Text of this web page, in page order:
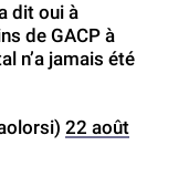
dit oui à
de GACP à
n’a jamais été
22 août